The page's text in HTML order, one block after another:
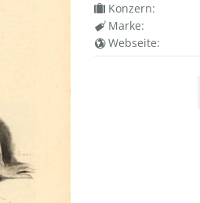
Konzern:
Marke:
Webseite: